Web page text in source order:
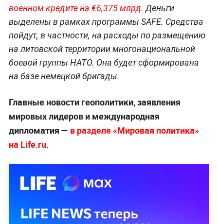
военном кредите на €6,375 млрд.Деньги
выделены в рамках программы SAFE. Средства
пойдут, в частности, на расходы по размещению
на литовской территории многонациональной
боевой группы НАТО. Она будет сформирована
на базе немецкой бригады.
Главные новости геополитики, заявления
мировых лидеров и международная
дипломатия — в разделе «Мировая политика»
на Life.ru.